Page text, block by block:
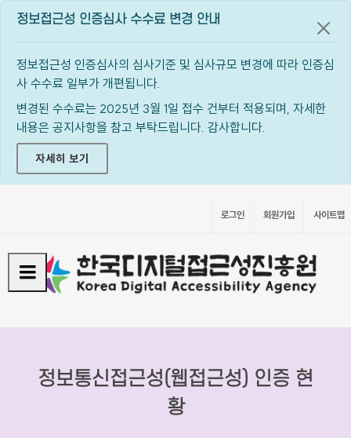
정보접근성 인증심사 수수료 변경 안내
정보접근성 인증심사의 심사기준 및 심사규모 변경에 따라 인증심
사 수수료 일부가 개편됩니다.
변경된 수수료는 2025년 3월 1일 접수 건부터 적용되며, 자세한
내용은 공지사항을 참고 부탁드립니다. 감사합니다.
자세히 보기
공지
로그인 회원가입 사이트맵
정보통신접근성(웹접근성) 인증 현
황